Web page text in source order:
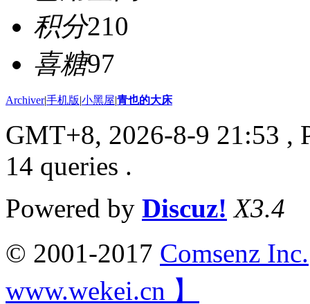
积分210
喜糖97
Archiver|手机版|小黑屋|青也的大床
GMT+8, 2026-8-9 21:53 ,
14 queries .
Powered by Discuz! X3.4
© 2001-2017 Comsenz Inc.
www.wekei.cn 】